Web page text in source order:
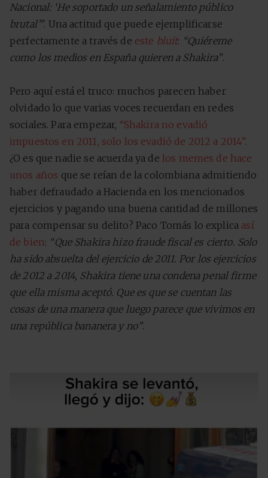
Nacional: ‘He soportado un señalamiento público
brutal’”. Una actitud que puede ejemplificarse
perfectamente a través de este bluit: “Quiéreme
como los medios en España quieren a Shakira”.
Pero aquí está el truco: muchos parecen haber
olvidado lo que varias voces recuerdan en redes
sociales. Para empezar, “Shakira no evadió
impuestos en 2011, solo los evadió de 2012 a 2014”.
¿O es que nadie se acuerda ya de los memes de hace
unos años que se reían de la colombiana admitiendo
haber defraudado a Hacienda en los mencionados
ejercicios y pagando una buena cantidad de millones
para compensar su delito? Paco Tomás lo explica así
de bien: “Que Shakira hizo fraude fiscal es cierto. Solo
ha sido absuelta del ejercicio de 2011. Por los ejercicios
de 2012 a 2014, Shakira tiene una condena penal firme
que ella misma aceptó. Que es que se cuentan las
cosas de una manera que luego parece que vivimos en
una república bananera y no”.